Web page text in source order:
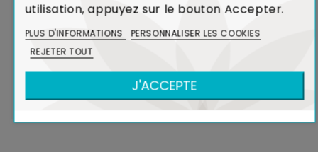
Garantie de Conformité :
sur un produit reçu ou de non-conformité par rapport
à votre commande, nous remplaçons aussitôt votre
Voir Charte de Qualité
utilisation, appuyez sur le bouton Accepter.
PLUS D'INFORMATIONS
PERSONNALISER LES COOKIES
REJETER TOUT
J'ACCEPTE